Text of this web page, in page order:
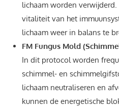
lichaam worden
vitaliteit van het
lichaam weer in balans te
FM Fungus Mold
In dit protocol worden
schimmel- en
lichaam neutraliseren en
kunnen de energetische